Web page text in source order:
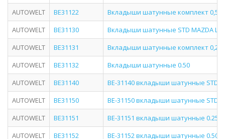
AUTOWELT
BE31122
Вкладыши шатунные комплект 0,5
AUTOWELT
BE31130
Вкладыши шатунные STD MAZDA L3
AUTOWELT
BE31131
Вкладыши шатунные комплект 0,25
AUTOWELT
BE31132
Вкладыши шатунные 0.50
AUTOWELT
BE31140
BE-31140 вкладыши шатунные STD
AUTOWELT
BE31150
BE-31150 вкладыши шатунные STD
AUTOWELT
BE31151
BE-31151 вкладыши шатунные 0.25
AUTOWELT
BE31152
BE-31152 вкладыши шатунные 0.50